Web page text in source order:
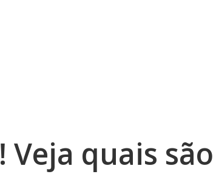
quais são